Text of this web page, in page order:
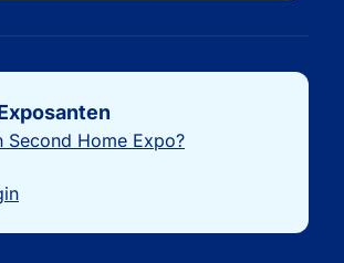
Second Home Expo?